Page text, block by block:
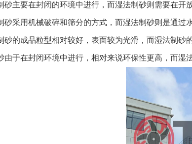
砂主要在封闭的环境中进行，而湿法制砂则需要在开
砂采用机械破碎和筛分的方式，而湿法制砂则是通过
砂的成品粒型相对较好，表面较为光滑，而湿法制砂
由于在封闭环境中进行，相对来说环保性更高，而湿